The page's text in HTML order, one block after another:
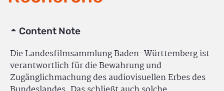
Content Note
Die Landesfilmsammlung Baden-Württemberg ist
verantwortlich für die Bewahrung und
Zugänglichmachung des audiovisuellen Erbes des